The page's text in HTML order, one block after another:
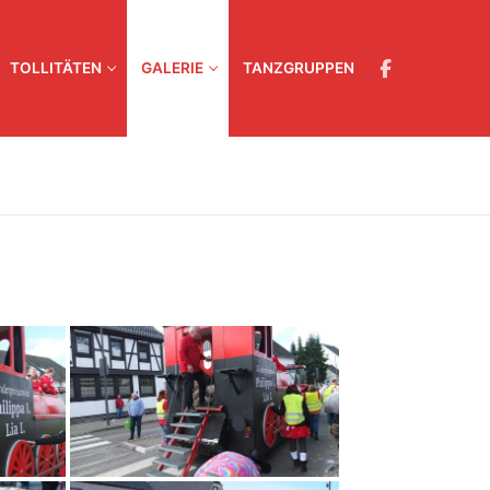
TOLLITÄTEN GALERIE TANZGRUPPEN